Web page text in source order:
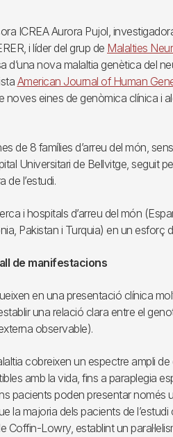
ICREA Aurora Pujol,
i líder del grup de Malalties
d’una nova malaltia genètica del
American Journal of Human
noves eines de genòmica clínica i
de 8 famílies d’arreu del món,
Universitari de Bellvitge, seguit
de l’estudi.
i hospitals d’arreu del món
Pakistan i Turquia) en un esforç
de manifestacions
en una presentació clínica
una relació clara entre el
observable).
cobreixen un espectre ampli
amb la vida, fins a paraplegia
pacients poden presentar
la majoria dels pacients de
Coffin-Lowry, establint un